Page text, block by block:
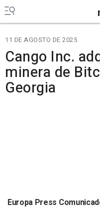
11 DE AGOSTO DE 2025
Cango Inc.
minera de
Georgia
Europa Press